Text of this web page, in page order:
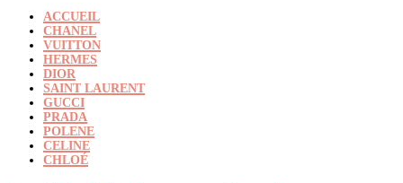
ACCUEIL
CHANEL
VUITTON
HERMES
DIOR
SAINT LAURENT
GUCCI
PRADA
POLENE
CELINE
CHLOÉ